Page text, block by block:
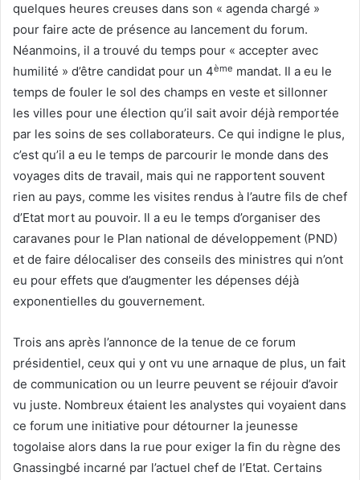
quelques heures creuses dans son « agenda chargé »
pour faire acte de présence au lancement du forum.
Néanmoins, il a trouvé du temps pour « accepter avec
humilité » d’être candidat pour un 4ème mandat. Il a eu le
temps de fouler le sol des champs en veste et sillonner
les villes pour une élection qu’il sait avoir déjà remportée
par les soins de ses collaborateurs. Ce qui indigne le plus,
c’est qu’il a eu le temps de parcourir le monde dans des
voyages dits de travail, mais qui ne rapportent souvent
rien au pays, comme les visites rendus à l’autre fils de chef
d’Etat mort au pouvoir. Il a eu le temps d’organiser des
caravanes pour le Plan national de développement (PND)
et de faire délocaliser des conseils des ministres qui n’ont
eu pour effets que d’augmenter les dépenses déjà
exponentielles du gouvernement.
Trois ans après l’annonce de la tenue de ce forum
présidentiel, ceux qui y ont vu une arnaque de plus, un fait
de communication ou un leurre peuvent se réjouir d’avoir
vu juste. Nombreux étaient les analystes qui voyaient dans
ce forum une initiative pour détourner la jeunesse
togolaise alors dans la rue pour exiger la fin du règne des
Gnassingbé incarné par l’actuel chef de l’Etat. Certains